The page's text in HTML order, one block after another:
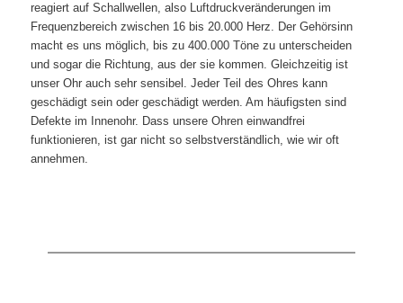
reagiert auf Schallwellen, also Luftdruckveränderungen im
Frequenzbereich zwischen 16 bis 20.000 Herz. Der Gehörsinn
macht es uns möglich, bis zu 400.000 Töne zu unterscheiden
und sogar die Richtung, aus der sie kommen. Gleichzeitig ist
unser Ohr auch sehr sensibel. Jeder Teil des Ohres kann
geschädigt sein oder geschädigt werden. Am häufigsten sind
Defekte im Innenohr. Dass unsere Ohren einwandfrei
funktionieren, ist gar nicht so selbstverständlich, wie wir oft
annehmen.